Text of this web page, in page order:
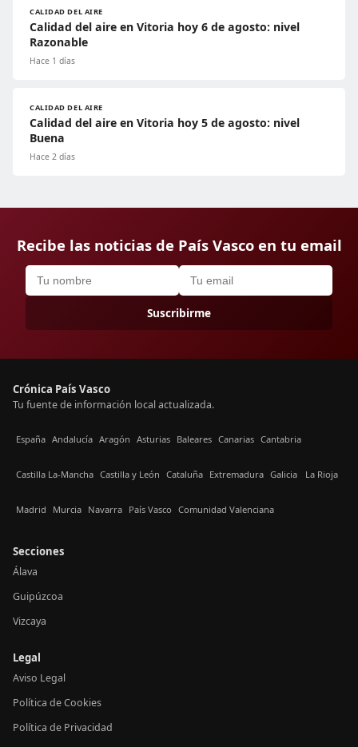
CALIDAD DEL AIRE
Calidad del aire en Vitoria hoy 6 de agosto: nivel
Razonable
Hace 1 días
CALIDAD DEL AIRE
Calidad del aire en Vitoria hoy 5 de agosto: nivel
Buena
Hace 2 días
Recibe las noticias de País Vasco en tu email
Suscribirme
Crónica País Vasco
Tu fuente de información local actualizada.
España Andalucía Aragón Asturias Baleares Canarias Cantabria
Castilla La-Mancha Castilla y León Cataluña Extremadura Galicia La Rioja
Madrid Murcia Navarra País Vasco Comunidad Valenciana
Secciones
Álava
Guipúzcoa
Vizcaya
Legal
Aviso Legal
Política de Cookies
Política de Privacidad